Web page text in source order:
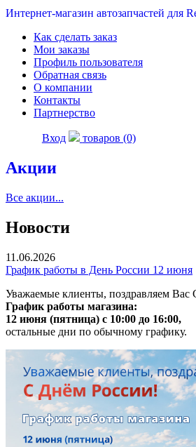
Интернет-магазин автозапчастей для
Как сделать заказ
Мои заказы
Профиль пользователя
Обратная связь
О компании
Контакты
Партнерство
Вход товаров (0)
Акции
Все акции...
Новости
11.06.2026
График работы в День России 12 июня
Уважаемые клиенты, поздравляем
График работы магазина:
12 июня (пятница) с 10:00 до 16:00,
остальные дни по обычному графику.